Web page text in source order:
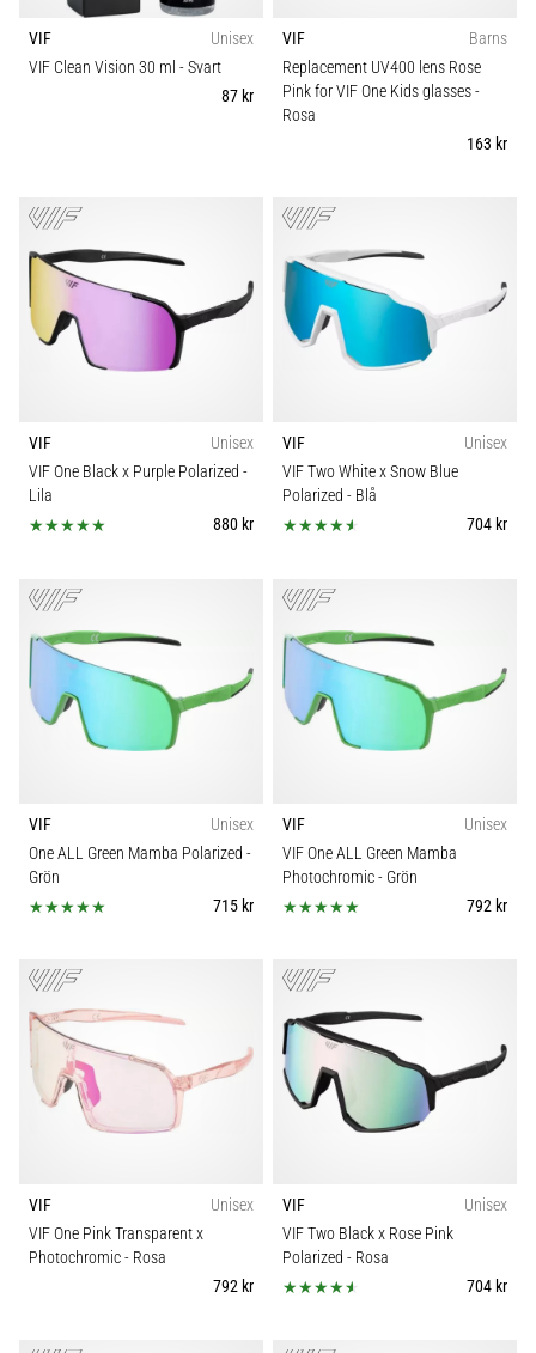
VIF
Unisex
VIF Clean Vision 30 ml - Svart
87 kr
VIF
Barns
Replacement UV400 lens Rose
Pink for VIF One Kids glasses-
Rosa
163 kr
VIF
Unisex
VIF One Black x Purple Polarized -
Lila
880 kr
VIF
Unisex
VIF Two White x Snow Blue
Polarized - Blå
704 kr
VIF
Unisex
One ALL Green Mamba Polarized -
Grön
715 kr
VIF
Unisex
VIF One ALL Green Mamba
Photochromic- Grön
792 kr
VIF
Unisex
VIF One Pink Transparent x
Photochromic- Rosa
792 kr
VIF
Unisex
VIF Two Black x Rose Pink
Polarized - Rosa
704 kr